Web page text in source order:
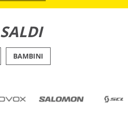
SALDI
BAMBINI